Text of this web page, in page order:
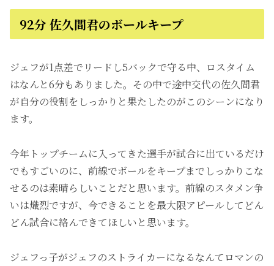
92分 佐久間君のボールキープ
ジェフが1点差でリードし5バックで守る中、ロスタイム
はなんと6分もありました。その中で途中交代の佐久間君
が自分の役割をしっかりと果たしたのがこのシーンになり
ます。
今年トップチームに入ってきた選手が試合に出ているだけ
でもすごいのに、前線でボールをキープまでしっかりこな
せるのは素晴らしいことだと思います。前線のスタメン争
いは熾烈ですが、今できることを最大限アピールしてどん
どん試合に絡んできてほしいと思います。
ジェフっ子がジェフのストライカーになるなんてロマンの